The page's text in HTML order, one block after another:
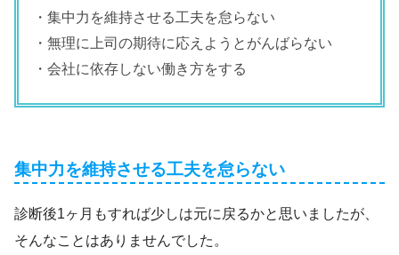
・集中力を維持させる工夫を怠らない
・無理に上司の期待に応えようとがんばらない
・会社に依存しない働き方をする
集中力を維持させる工夫を怠らない
診断後1ヶ月もすれば少しは元に戻るかと思いましたが、
そんなことはありませんでした。